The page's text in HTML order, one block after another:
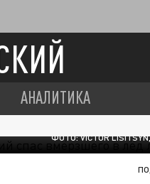
АНАЛИТИКА
ФОТО: VICTOR